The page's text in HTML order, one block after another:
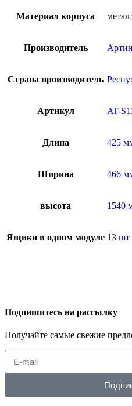
Материал корпуса
Производитель
Страна производитель
Артикул AT-
Длина 425
Ширина 466
высота 1540
Ящики в одном модуле 13 шт
Подпишитесь на рассылку
Получайте самые свежие